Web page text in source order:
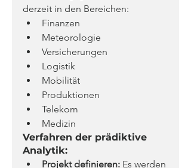
derzeit in den Bereichen:
Finanzen
Meteorologie
Versicherungen
Logistik
Mobilität
Produktionen
Telekom
Medizin
Verfahren der prädiktive
Analytik:
Projekt definieren: Es werden